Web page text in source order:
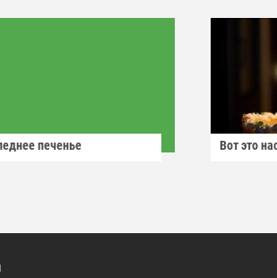
печенье Вот это